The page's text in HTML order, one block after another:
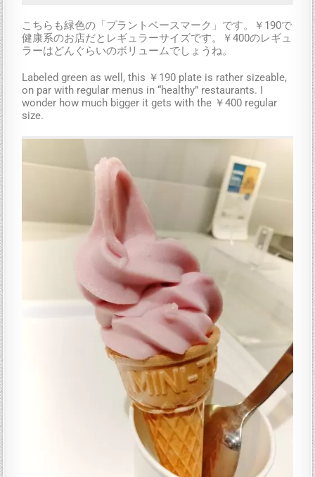
こちらも緑色の「プラントベースマーク」です。￥190で
健康系のお店だとレギュラーサイズです。￥400のレギュ
ラーはどんぐらいのボリュームでしょうね。
Labeled green as well, this ￥190 plate is rather sizeable,
on par with regular menus in “healthy” restaurants. I
wonder how much bigger it gets with the ￥400 regular
size.